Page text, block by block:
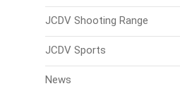
JCDV Shooting Range
JCDV Sports
News